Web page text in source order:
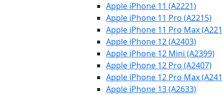
Apple iPhone 11 (A2221)
Apple iPhone 11 Pro (A2215)
Apple iPhone 11 Pro Max
Apple iPhone 12 (A2403)
Apple iPhone 12 Mini (A2399)
Apple iPhone 12 Pro (A2407)
Apple iPhone 12 Pro Max
Apple iPhone 13 (A2633)